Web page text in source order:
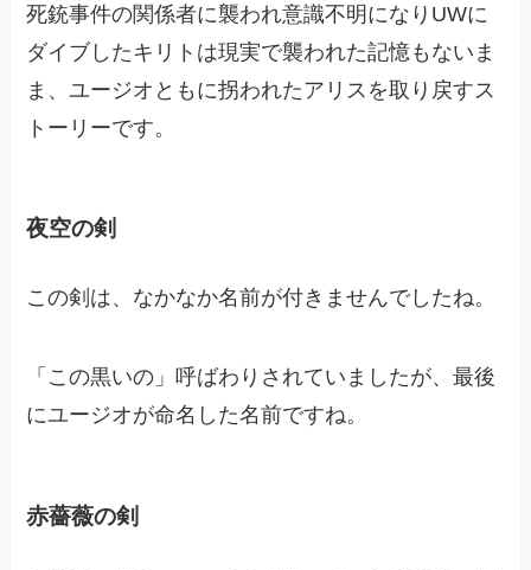
死銃事件の関係者に襲われ意識不明になりUWに
ダイブしたキリトは現実で襲われた記憶もないま
ま、ユージオともに拐われたアリスを取り戻すス
トーリーです。
夜空の剣
この剣は、なかなか名前が付きませんでしたね。
「この黒いの」呼ばわりされていましたが、最後
にユージオが命名した名前ですね。
赤薔薇の剣